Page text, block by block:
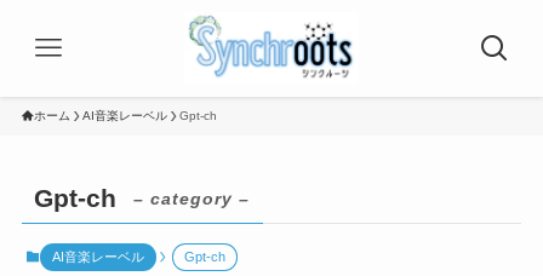
ホーム AI音楽レーベル Gpt-ch
Gpt-ch – category –
AI音楽レーベル Gpt-ch